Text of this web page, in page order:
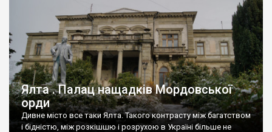
Ялта . Палац нащадків Мордовської
орди
Дивне місто все таки Ялта. Такого контрасту між багатством
і бідністю, між розкішшю і розрухою в Україні більше не